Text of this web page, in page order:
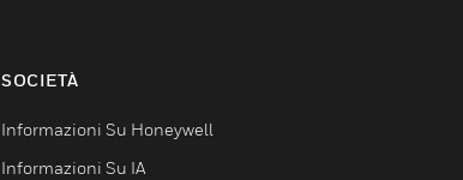
SOCIETÀ
Informazioni Su Honeywell
Informazioni Su IA